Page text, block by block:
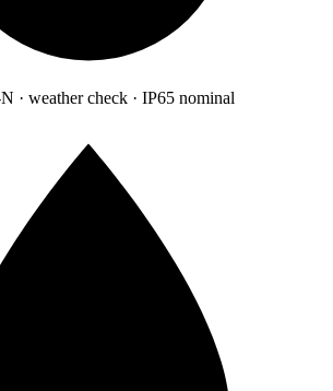
· weather check · IP65 nominal